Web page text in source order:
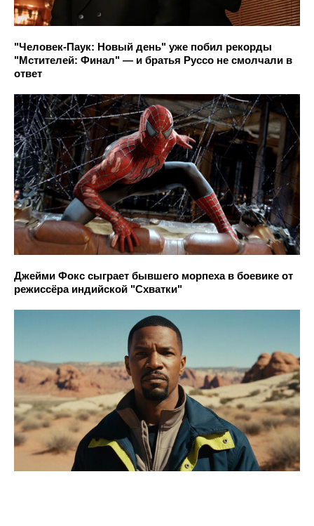
"Человек-Паук: Новый день" уже побил рекорды
"Мстителей: Финал" — и братья Руссо не смолчали в
ответ
Джейми Фокс сыграет бывшего морпеха в боевике от
режиссёра индийской "Схватки"